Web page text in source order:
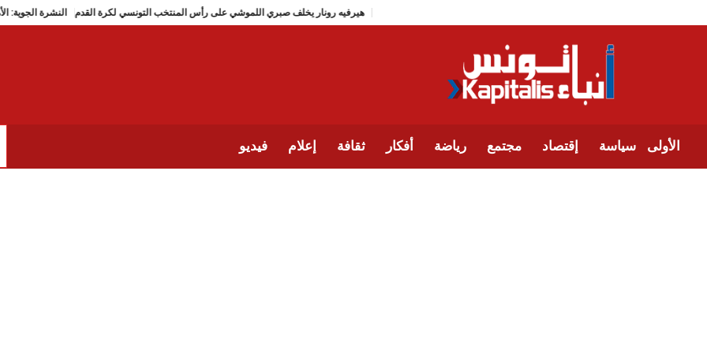
هيرفيه رونار يخلف صبري اللموشي على رأس المنتخب التونسي لكرة القدم النشرة
الأولى سياسة إقتصاد مجتمع رياضة أفكار ثقافة إعلام فيديو